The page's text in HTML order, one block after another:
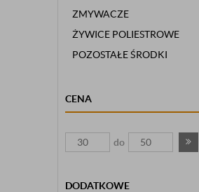
ZMYWACZE
ŻYWICE POLIESTROWE
POZOSTAŁE ŚRODKI
CENA
do
DODATKOWE